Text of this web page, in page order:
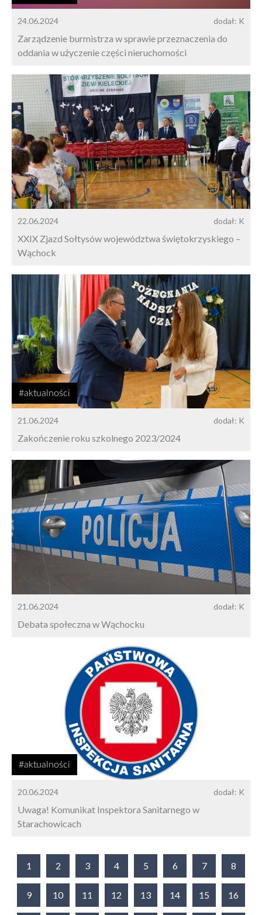
24.06.2024 dodał: K
Zarządzenie burmistrza w sprawie przeznaczenia do
oddania w użyczenie części nieruchomości
22.06.2024 dodał: K
XXIX Zjazd Sołtysów województwa świętokrzyskiego –
Wąchock
#aktualności
21.06.2024 dodał: K
Zakończenie roku szkolnego 2023/2024
21.06.2024 dodał: K
Debata społeczna w Wąchocku
#aktualności
20.06.2024 dodał: K
Uwaga! Komunikat Inspektora Sanitarnego w
Starachowicach
1 2 3 4 5 6 7 8
9 10 11 12 13 14 15 16